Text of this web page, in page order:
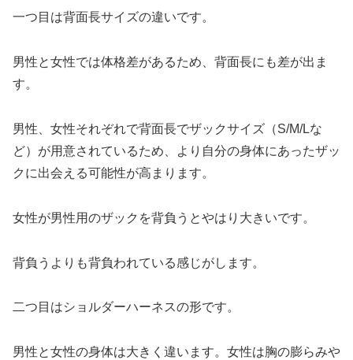
一つ目は背面長サイズの違いです。
男性と女性では体格差があるため、背面長にも差が出ま
す。
男性、女性それぞれで背面長でザックサイズ（S/M/Lな
ど）が用意されているため、より自分の身体にあったザッ
クに出会える可能性が高まります。
女性が男性用のザックを背負うとやはり大きいです。
背負うよりも背負われている感じがします。
二つ目はショルダーハーネスの形です。
男性と女性の身体は大きく違います。女性は胸の膨らみや